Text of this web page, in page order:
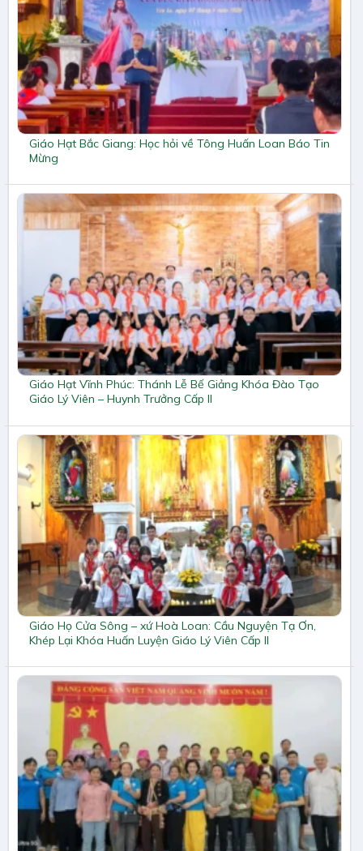
Giáo Hạt Bắc Giang: Học hỏi về Tông Huấn Loan Báo Tin
Mừng
Giáo Hạt Vĩnh Phúc: Thánh Lễ Bế Giảng Khóa Đào Tạo
Giáo Lý Viên – Huynh Trưởng Cấp II
Giáo Họ Cửa Sông – xứ Hoà Loan: Cầu Nguyện Tạ Ơn,
Khép Lại Khóa Huấn Luyện Giáo Lý Viên Cấp II